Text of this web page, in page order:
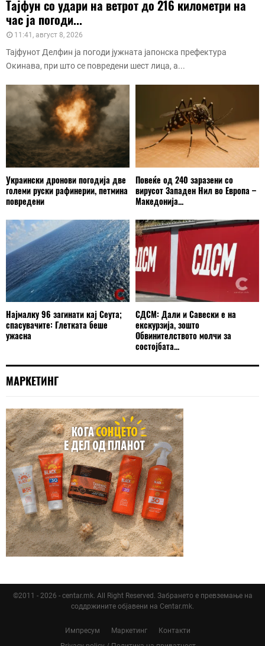
Тајфун со удари на ветрот до 216 километри на
час ја погоди...
11:41, август 8, 2026
Тајфунот Делфин ја погоди јужната јапонска префектура
Окинава, при што се повредени шест лица, а...
Украински дронови погодија две
големи руски рафинерии, петмина
повредени
Повеќе од 240 заразени со
вирусот Западен Нил во Европа –
Македонија...
Најмалку 96 загинати кај Сеута;
спасувачите: Глетката беше
ужасна
СДСМ: Дали и Савески е на
екскурзија, зошто
Обвинителството молчи за
состојбата...
МАРКЕТИНГ
©2011 - 2026 - centar.mk. All Right Reserved. Забрането е превземање на
соддржините објавени на Centar.mk.
Импресум Маркетинг
Контакти